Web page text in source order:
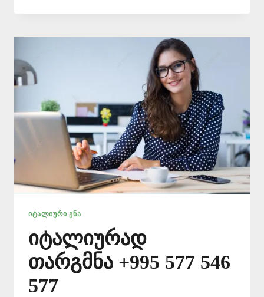
ᲛᲪᲝᲓᲜᲔ
577
ᲘᲢᲐᲚᲘᲣᲠᲘ ᲔᲜᲐ
იტალიურად
თარგმნა +995 577 546
577